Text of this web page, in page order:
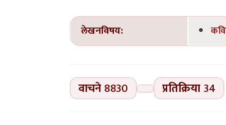
लेखनविषय:
वाचने 8830 प्रतिक्रिया 34